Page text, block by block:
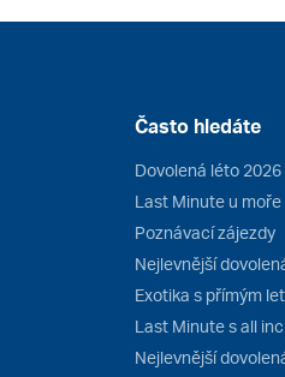
Často hledáte
Dovolená léto 2026
Last Minute u moře
Poznávací zájezdy
Nejlevnější
Exotika s přímým
Last Minute s all
Nejlevnější